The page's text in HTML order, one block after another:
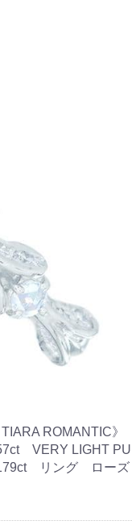
ROMANTIC》
VERY LIGHT PU
リング ローズ